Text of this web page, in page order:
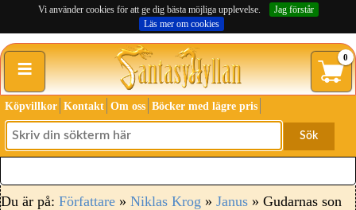
Vi använder cookies för att ge dig bästa möjliga upplevelse.
Jag förstår
Läs mer om cookies
≡ 0
Köpvillkor Kontakt Om oss Böcker med lägre pris
Sök
Du är på: Författare » Niklas Krog » Janus » Gudarnas son